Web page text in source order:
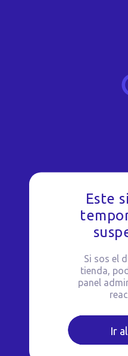
Este
Si sos el
tienda,
panel
Ir